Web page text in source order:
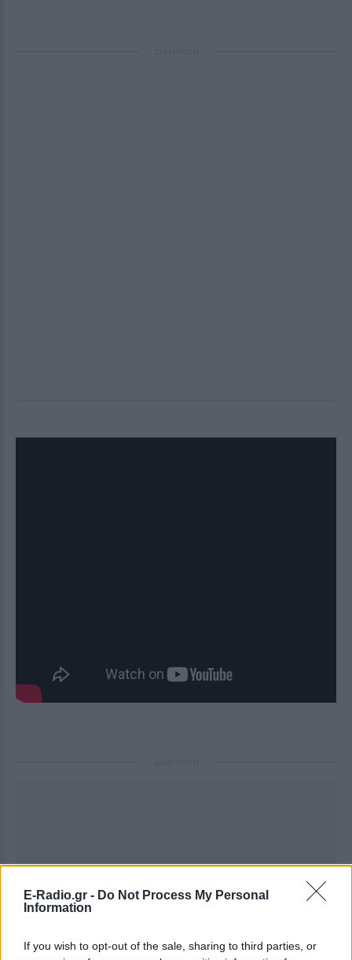
E-Radio.gr - Do Not Process My Personal
Information
If you wish to opt-out of the sale, sharing to third parties, or